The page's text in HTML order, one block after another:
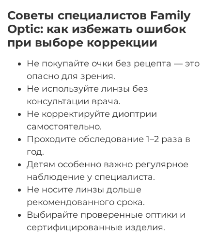
Советы специалистов Family
Optic: как избежать ошибок
при выборе коррекции
Не покупайте очки без рецепта — это
опасно для зрения.
Не используйте линзы без
консультации врача.
Не корректируйте диоптрии
самостоятельно.
Проходите обследование 1–2 раза в
год.
Детям особенно важно регулярное
наблюдение у специалиста.
Не носите линзы дольше
рекомендованного срока.
Выбирайте проверенные оптики и
сертифицированные изделия.